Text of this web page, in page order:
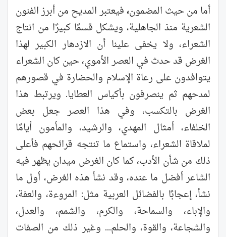
أما من حيث المضمون، فيعتبر المديح من أبرز الفنون
الشعرية منذ الجاهلية، ويشكل قسمًا كبيرًا من انتاج
الشعراء، ولا يخفى علينا أن الازدهار الكبير لهذا
الغرض قد حدث في العصر الأموي، حين كان الشعراء
يتوافدون على رعاة الإسلام والحضارة في قصورهم
لمدحهم ثم ينصرفون بأكياس العطايا. ويرتبط هذا
الغرض بالتكسب، وفي هذا العصر جعل بعض
الخلفاء، أمثال المهدي، والرشيد، والمأمون أيامًا
لملاقاة الشعراء، واستماع ما تنتجه قرائحهم فأعلى
ذلك من شأن الأدب، كما كان الغرض ميدان يظهر فيه
الشاعر أفضل ما عنده، وقد نشأ هذه الغرض، أول ما
نشأ، إعجابًا بالفضائل العربية مثل: المروءة، والعفة،
والإباء، والسماحة، والكرم، والشمم، والعدل،
والشجاعة، والقوة، والحلم... وغير ذلك من الصفات